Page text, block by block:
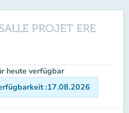
PROJET ERE
heute verfügbar
:17.08.2026